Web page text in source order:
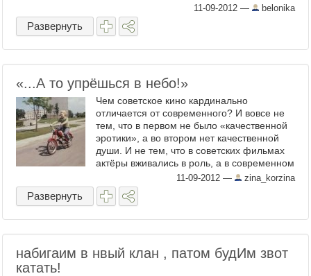
11-09-2012 — belonika
Развернуть
«...А то упрёшься в небо!»
Чем советское кино кардинально
отличается от современного? И вовсе не
тем, что в первом не было «качественной
эротики», а во втором нет качественной
души. И не тем, что в советских фильмах
актёры вживались в роль, а в современном
- говорят чужие ...11-09-2012 — zina_korzina
Развернуть
набигаим в нвый клан , патом будИм звот
катать!